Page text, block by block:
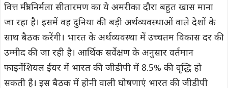
वित्त मंत्री निर्मला सीतारमण का ये अमरीका दौरा बहुत खास माना
जा रहा है। इसमें वह दुनिया की बड़ी अर्थव्यवस्थाओं वाले देशों के
साथ बैठक करेंगी। भारत के अर्थव्यवस्था में उच्चतम विकास दर की
उम्मीद की जा रही है। आर्थिक सर्वेक्षण के अनुसार वर्तमान
फाइनेंशियल ईयर में भारत की जीडीपी में 8.5% की वृद्धि हो
सकती है। इस बैठक में होनी वाली घोषणाएं भारत की जीडीपी